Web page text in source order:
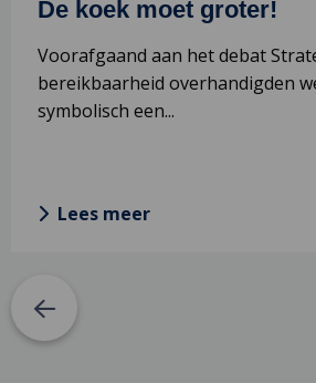
De koek moet groter!
Voorafgaand aan het debat
bereikbaarheid overhandigden
symbolisch een...
Lees meer